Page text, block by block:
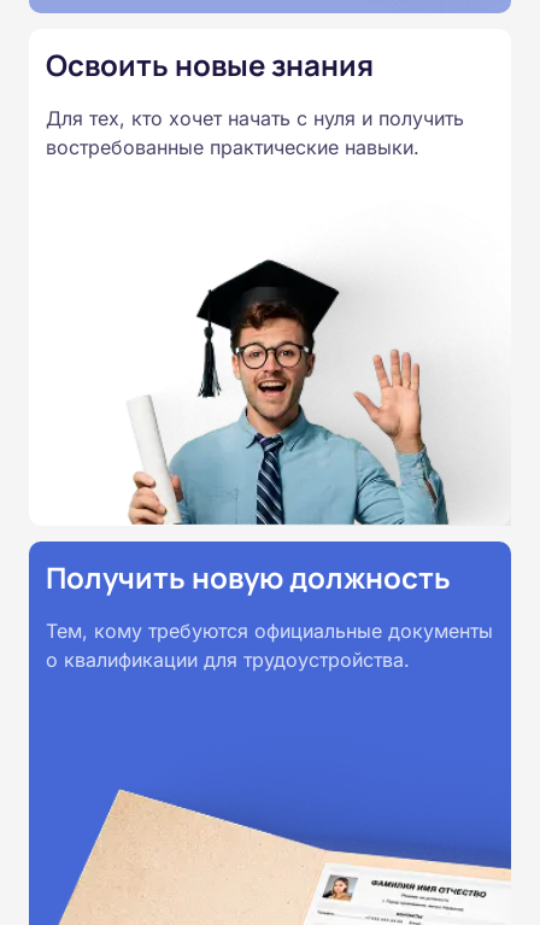
Освоить новые знания
Для тех, кто хочет начать с нуля и получить
востребованные практические навыки.
Получить новую должность
Тем, кому требуются официальные документы
о квалификации для трудоустройства.